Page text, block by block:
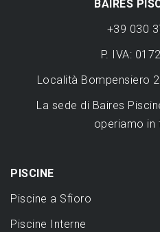
BAIRES
+39 030
P. IVA:
Località Bompensiero
La sede di Baires
operiamo in
PISCINE
Piscine a Sfioro
Piscine Interne